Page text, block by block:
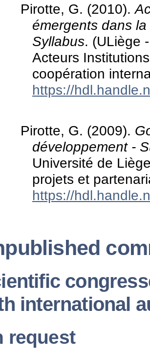
Pirotte, G. (2010).
émergents dans
Syllabus. (ULiège
Acteurs
coopération
https://
Pirotte, G. (2009).
développement -
Université de
projets et
https://
international
request